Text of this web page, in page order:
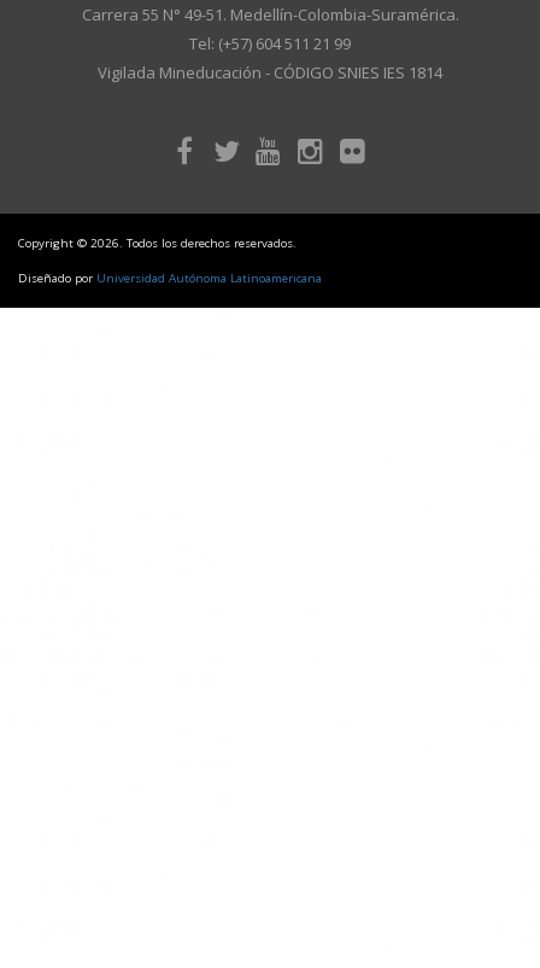
Carrera 55 N° 49-51. Medellín-Colombia-Suramérica.
Tel: (+57) 604 511 21 99
Vigilada Mineducación - CÓDIGO SNIES IES 1814
Copyright © 2026. Todos los derechos reservados.
Diseñado por Universidad Autónoma Latinoamericana